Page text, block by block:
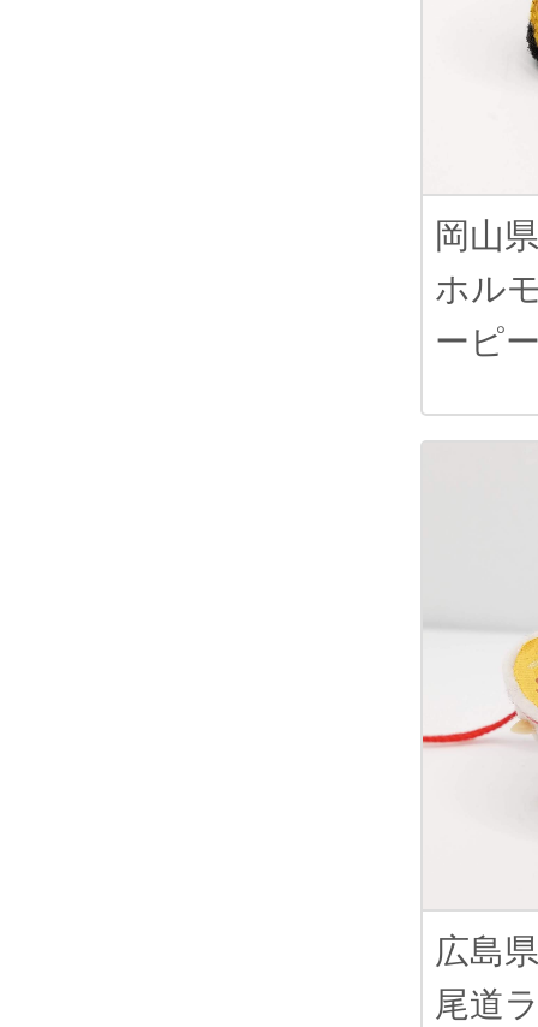
岡山県
ホル
ーピ
広島県
尾道